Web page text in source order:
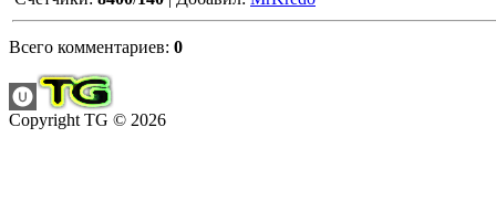
Всего комментариев: 0
Copyright TG © 2026